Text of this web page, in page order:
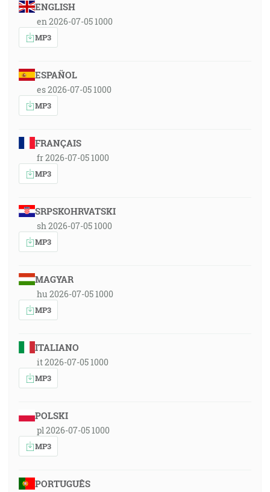
ENGLISH
en 2026-07-05 1000
MP3
ESPAÑOL
es 2026-07-05 1000
MP3
FRANÇAIS
fr 2026-07-05 1000
MP3
SRPSKOHRVATSKI
sh 2026-07-05 1000
MP3
MAGYAR
hu 2026-07-05 1000
MP3
ITALIANO
it 2026-07-05 1000
MP3
POLSKI
pl 2026-07-05 1000
MP3
PORTUGUÊS